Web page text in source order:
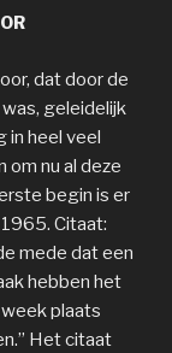
dat door de
geleidelijk
in heel veel
om nu al deze
begin is er
Citaat:
mede dat een
hebben het
plaats
Het citaat